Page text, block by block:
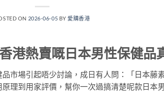
ON 2026-06-05 BY愛購香港
港熱賣嘅日本男性保健品
市場引起唔少討論，成日有人問：「日本藤
原理到用家評價，幫你一次過搞清楚呢款日本